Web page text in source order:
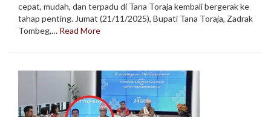
cepat, mudah, dan terpadu di Tana Toraja kembali bergerak ke
tahap penting. Jumat (21/11/2025), Bupati Tana Toraja, Zadrak
Tombeg,… Read More